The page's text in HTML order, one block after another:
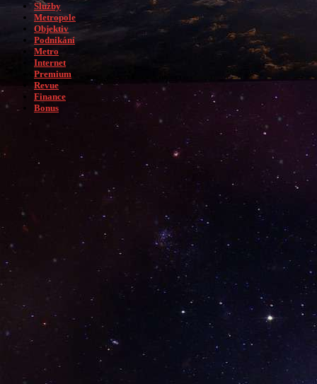
Služby
Metropole
Objektiv
Podnikání
Metro
Internet
Premium
Revue
Finance
Bonus